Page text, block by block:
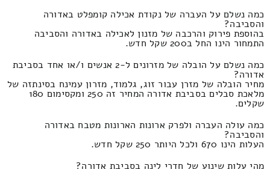
כמה נשלם על העברה של נקודת אכילה קומפלט באדורה
והסביבה?
בהוספת פירוק והרכבה של מזנון לאכילה באדורה והסביבה
התמחור הינו החל ב200 שקל חדש.
כמה נשלם על הובלה של מזרונים ל-2 אנשים ו/או אחד בסביבת
אדורה?
מחיר הובלה של מזרן עבור זוג, גלמוד, מזרון עמינח בסינתזה של
מלאכת סבלים בסביבת אדורה המחיר זה 250 ומקסימום 180
שקלים.
כמה עולה העברה ולפרק ארונות הארונות מטבח באדורה
והסביבה?
העלות הינו 670 ולכל היותר 250 שקל חדש.
מהי עלות שינוע של חדרי לינה בסביבת אדורה?